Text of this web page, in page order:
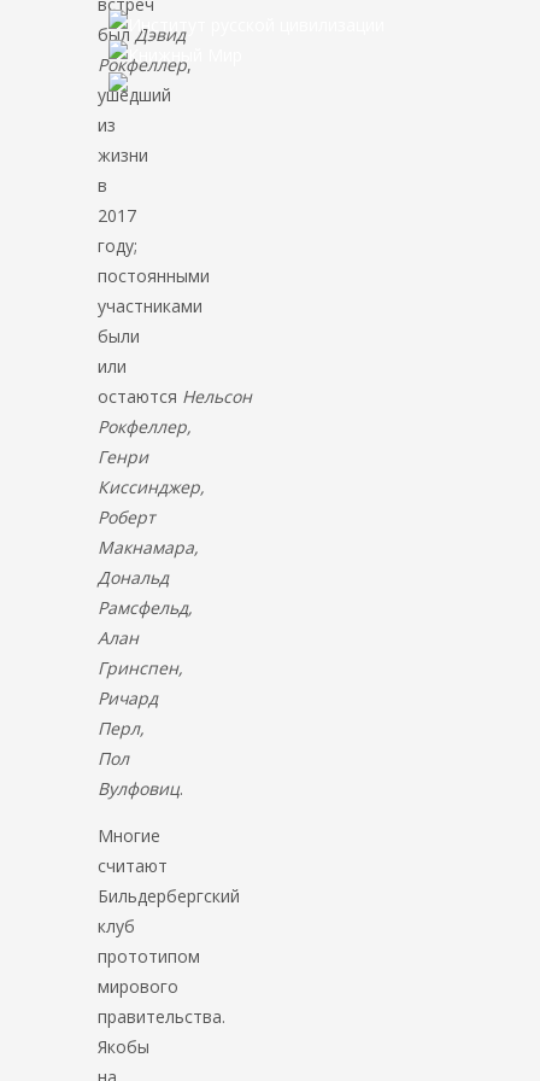
былДэвид
Рокфеллер,
ушедший
из
жизни
в
2017
году;
постоянными
участниками
были
или
остаются Нельсон
Рокфеллер,
Генри
Киссинджер,
Роберт
Макнамара,
Дональд
Рамсфельд,
Алан
Гринспен,
Ричард
Перл,
Пол
Вулфовиц.
Многие
считают
Бильдербергский
клуб
прототипом
мирового
правительства.
Якобы